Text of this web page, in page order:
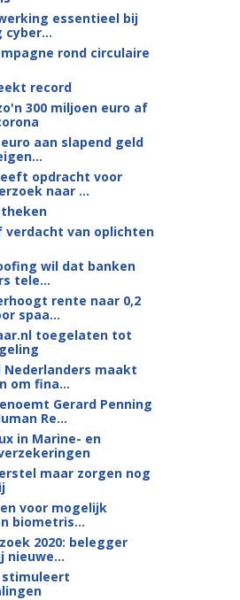
essentieel bij
cyber...
rond circulaire
record
300 miljoen euro af
aan slapend geld
opdracht voor
naar ...
verdacht van oplichten
wil dat banken
tele...
rente naar 0,2
spaa...
toegelaten tot
Nederlanders maakt
om fina...
Gerard Penning
Re...
in Marine- en
maar zorgen nog
voor mogelijk
biometris...
2020: belegger
nieuwe...
stimuleert